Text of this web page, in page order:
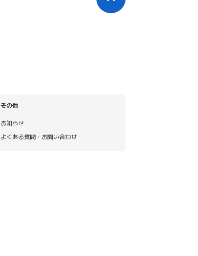
その他
お知らせ
よくある質問・お問い合わせ